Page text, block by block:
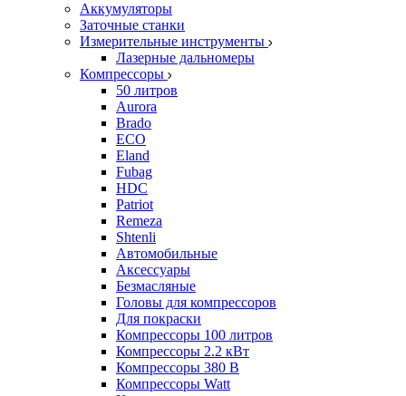
Аккумуляторы
Заточные станки
Измерительные инструменты
Лазерные дальномеры
Компрессоры
50 литров
Aurora
Brado
ECO
Eland
Fubag
HDC
Patriot
Remeza
Shtenli
Автомобильные
Аксессуары
Безмасляные
Головы для компрессоров
Для покраски
Компрессоры 100 литров
Компрессоры 2.2 кВт
Компрессоры 380 В
Компрессоры Watt